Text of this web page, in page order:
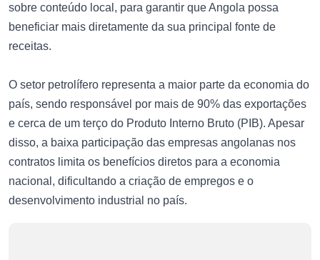
sobre conteúdo local, para garantir que Angola possa
beneficiar mais diretamente da sua principal fonte de
receitas.
O setor petrolífero representa a maior parte da economia do
país, sendo responsável por mais de 90% das exportações
e cerca de um terço do Produto Interno Bruto (PIB). Apesar
disso, a baixa participação das empresas angolanas nos
contratos limita os benefícios diretos para a economia
nacional, dificultando a criação de empregos e o
desenvolvimento industrial no país.